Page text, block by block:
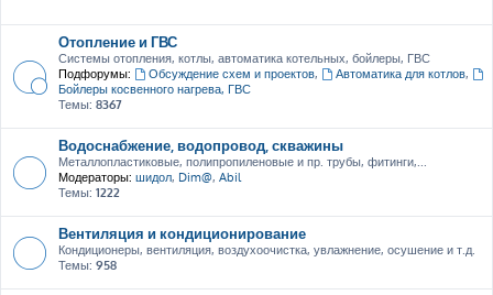
Отопление и ГВС
Системы отопления, котлы, автоматика котельных, бойлеры, ГВС
Подфорумы:
Обсуждение схем и проектов, Автоматика для котлов,
Бойлеры косвенного нагрева, ГВС
Темы: 8367
Водоснабжение, водопровод, скважины
Металлопластиковые, полипропиленовые и пр. трубы, фитинги,...
Модераторы: шидол, Dim@, Abil
Темы: 1222
Вентиляция и кондиционирование
Кондиционеры, вентиляция, воздухоочистка, увлажнение, осушение и т.д.
Темы: 958